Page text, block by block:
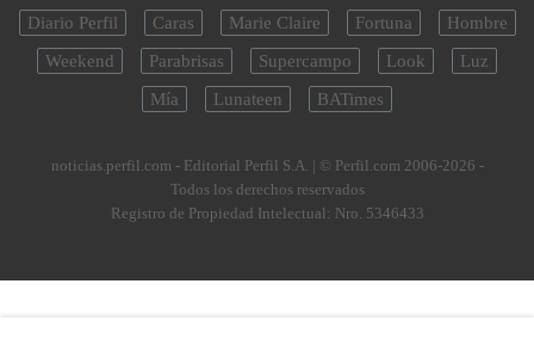
Diario Perfil Caras Marie Claire Fortuna
Hombre
Weekend
Parabrisas Supercampo Look
Luz
Mía
Lunateen BATimes
noticias.perfil.com - Editorial Perfil S.A. | © Perfil.com 2006-2026 -
Todos los derechos reservados
Registro de Propiedad Intelectual: Nro. 5346433